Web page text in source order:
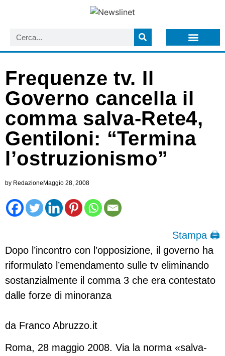
Frequenze tv. Il
Governo cancella il
comma salva-Rete4,
Gentiloni: “Termina
l’ostruzionismo”
by RedazioneMaggio 28, 2008
Stampa 🖨
Dopo l’incontro con l’opposizione, il governo ha
riformulato l’emendamento sulle tv eliminando
sostanzialmente il comma 3 che era contestato
dalle forze di minoranza
da Franco Abruzzo.it
Roma, 28 maggio 2008. Via la norma «salva-